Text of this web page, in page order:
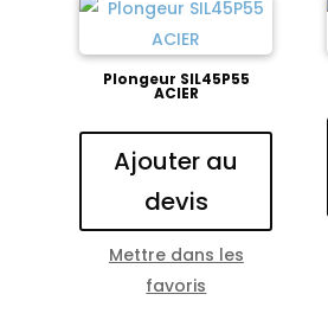
Plongeur SIL45P55
ACIER
Ajouter au
devis
Mettre dans les
favoris